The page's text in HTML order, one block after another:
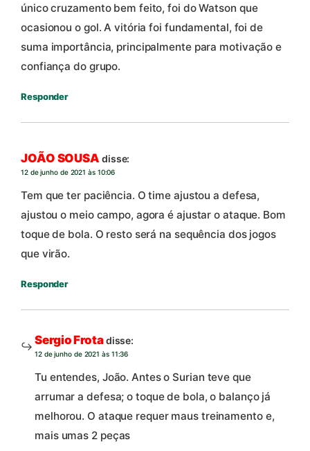
único cruzamento bem feito, foi do Watson que
ocasionou o gol. A vitória foi fundamental, foi de
suma importância, principalmente para motivação e
confiança do grupo.
Responder
JOÃO SOUSA disse:
12 de junho de 2021 às 10:06
Tem que ter paciência. O time ajustou a defesa,
ajustou o meio campo, agora é ajustar o ataque. Bom
toque de bola. O resto será na sequência dos jogos
que virão.
Responder
Sergio Frotadisse:
12 de junho de 2021 às 11:36
Tu entendes, João. Antes o Surian teve que
arrumar a defesa; o toque de bola, o balanço já
melhorou. O ataque requer maus treinamento e,
mais umas 2 peças